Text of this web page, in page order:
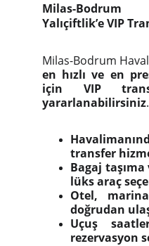
Milas-Bodrum
Yalıçiftlik’e VIP
Milas-Bodrum
en hızlı ve en
için VIP
yararlanabilirsiniz.
transfer
Bagaj
lüks araç
Otel,
doğrudan
Uçuş
rezervasyon